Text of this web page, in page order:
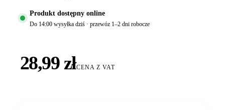
Produkt dostępny online
Do 14:00 wysyłka dziś · przewóz 1–2 dni robocze
28,99 złCENA Z VAT